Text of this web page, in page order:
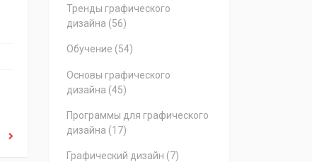
Тренды графического
дизайна (56)
Обучение (54)
Основы графического
дизайна (45)
Программы для графического
дизайна (17)
Графический дизайн (7)